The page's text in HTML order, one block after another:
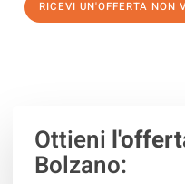
RICEVI UN'OFFERTA NON
Ottieni
Bolzano: